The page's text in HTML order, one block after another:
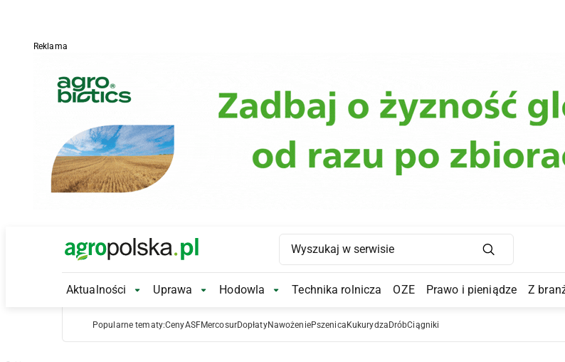
Reklama
Main Logo
Main Navigation
Aktualności Aktualności Submenu
Uprawa Uprawa Submenu
Hodowla Hodowla Submenu
Technika rolnicza OZE Prawo i pieniądze Z
Popularne tematy:CenyASFMercosurDopłatyNawożeniePszenica Kukurydza DróbCiągniki